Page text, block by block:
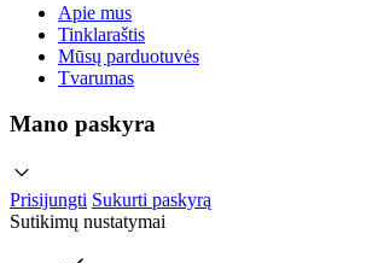
Apie mus
Tinklaraštis
Mūsų parduotuvės
Tvarumas
Mano paskyra
Prisijungti Sukurti paskyrą
Sutikimų nustatymai